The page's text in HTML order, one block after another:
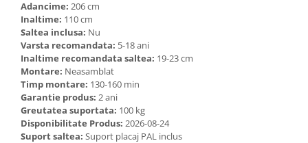
Adancime: 206 cm
Inaltime: 110 cm
Saltea inclusa: Nu
Varsta recomandata: 5-18 ani
Inaltime recomandata saltea: 19-23 cm
Montare: Neasamblat
Timp montare: 130-160 min
Garantie produs: 2 ani
Greutatea suportata: 100 kg
Disponibilitate Produs: 2026-08-24
Suport saltea: Suport placaj PAL inclus